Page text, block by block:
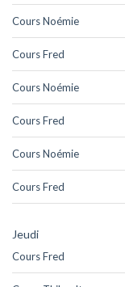
Cours Noémie
Cours Fred
Cours Noémie
Cours Fred
Cours Noémie
Cours Fred
Jeudi
Cours Fred